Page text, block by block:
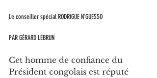
Le conseiller spécial RODRIGUE N'GUESSO
PAR GÉRARD LEBRUN
Cet homme de confiance du
Président congolais est réputé